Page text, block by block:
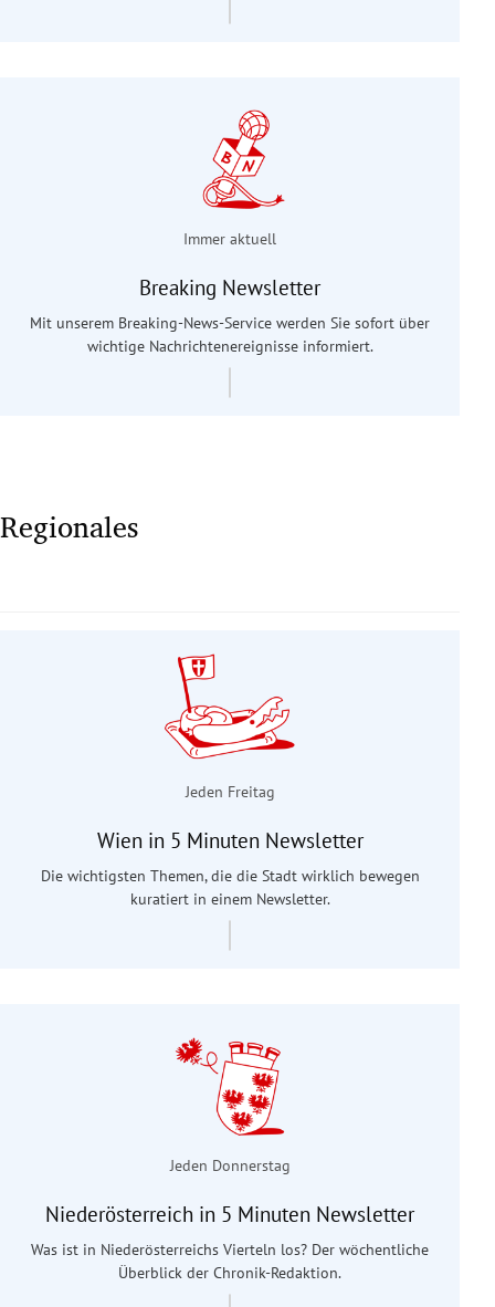
Immer aktuell
Breaking Newsletter
Mit unserem Breaking-News-Service werden Sie sofort über
wichtige Nachrichtenereignisse informiert.
Regionales
Jeden Freitag
Wien in 5 Minuten Newsletter
Die wichtigsten Themen, die die Stadt wirklich bewegen
kuratiert in einem Newsletter.
Jeden Donnerstag
Niederösterreich in 5 Minuten Newsletter
Was ist in Niederösterreichs Vierteln los? Der wöchentliche
Überblick der Chronik-Redaktion.